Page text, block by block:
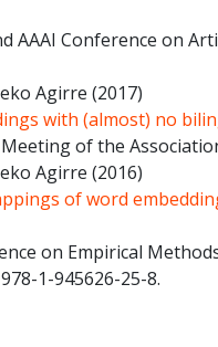
AAAI Conference on
Agirre (2017)
with (almost) no
of the
Agirre (2016)
of word
on Empirical
1-945626-25-8.